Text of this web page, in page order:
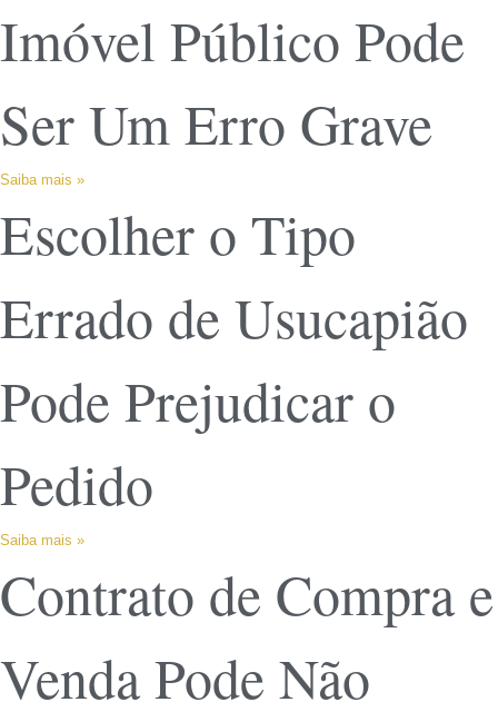
Imóvel Público Pode
Ser Um Erro Grave
Saiba mais »
Escolher o Tipo
Errado de Usucapião
Pode Prejudicar o
Pedido
Saiba mais »
Contrato de Compra e
Venda Pode Não